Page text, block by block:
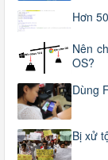
Hơn
Nên
OS?
Dùng
Bị xử